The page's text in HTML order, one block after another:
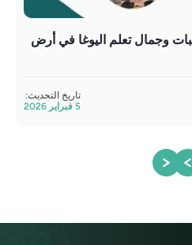
وجمال تعلم اليوغا في أرض
تاريخ التحديث: